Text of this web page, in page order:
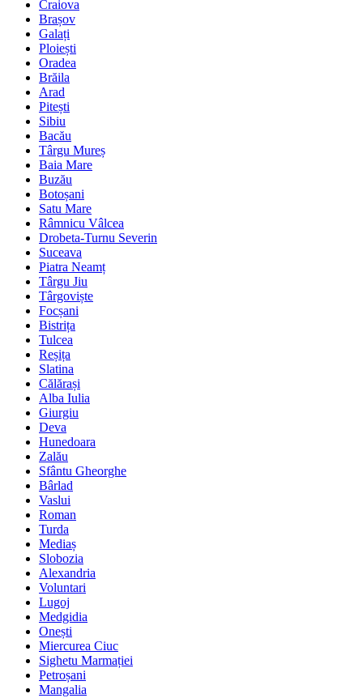
Craiova
Brașov
Galați
Ploiești
Oradea
Brăila
Arad
Pitești
Sibiu
Bacău
Târgu Mureș
Baia Mare
Buzău
Botoșani
Satu Mare
Râmnicu Vâlcea
Drobeta-Turnu Severin
Suceava
Piatra Neamț
Târgu Jiu
Târgoviște
Focșani
Bistrița
Tulcea
Reșița
Slatina
Călărași
Alba Iulia
Giurgiu
Deva
Hunedoara
Zalău
Sfântu Gheorghe
Bârlad
Vaslui
Roman
Turda
Mediaș
Slobozia
Alexandria
Voluntari
Lugoj
Medgidia
Onești
Miercurea Ciuc
Sighetu Marmației
Petroșani
Mangalia